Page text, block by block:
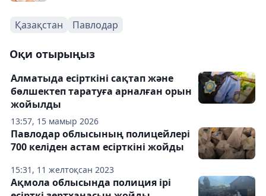
Қазақстан Павлодар
Оқи отырыңыз
13:57, 15 мамыр 2026
Алматыда есірткіні сақтап және
бөлшектеп таратуға арналған орын
жойылды
15:31, 11 желтоқсан 2023
Павлодар облысының полицейлері
700 келіден астам есірткіні жойды
Ақмола облысында полиция ірі